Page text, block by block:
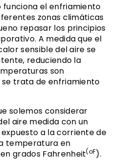
el enfriamiento
zonas climáticas
repasar los principios
A medida que el
sensible del aire se
reduciendo la
son
trata de enfriamiento
solemos considerar
aire medida con un
a la corriente de
temperatura en
grados Fahrenheit(oF).